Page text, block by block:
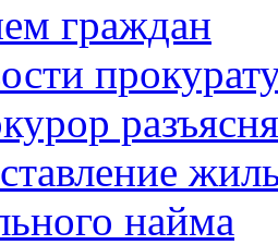
граждан
найма